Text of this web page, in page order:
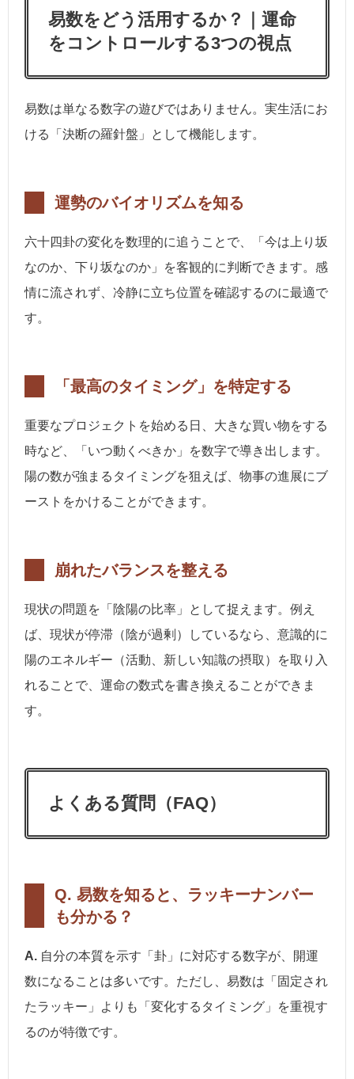
易数をどう活用するか？｜運命
をコントロールする3つの視点
易数は単なる数字の遊びではありません。実生活にお
ける「決断の羅針盤」として機能します。
運勢のバイオリズムを知る
六十四卦の変化を数理的に追うことで、「今は上り坂
なのか、下り坂なのか」を客観的に判断できます。感
情に流されず、冷静に立ち位置を確認するのに最適で
す。
「最高のタイミング」を特定する
重要なプロジェクトを始める日、大きな買い物をする
時など、「いつ動くべきか」を数字で導き出します。
陽の数が強まるタイミングを狙えば、物事の進展にブ
ーストをかけることができます。
崩れたバランスを整える
現状の問題を「陰陽の比率」として捉えます。例え
ば、現状が停滞（陰が過剰）しているなら、意識的に
陽のエネルギー（活動、新しい知識の摂取）を取り入
れることで、運命の数式を書き換えることができま
す。
よくある質問（FAQ）
Q. 易数を知ると、ラッキーナンバー
も分かる？
A. 自分の本質を示す「卦」に対応する数字が、開運
数になることは多いです。ただし、易数は「固定され
たラッキー」よりも「変化するタイミング」を重視す
るのが特徴です。